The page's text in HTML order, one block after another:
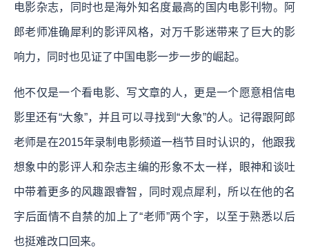
电影杂志，同时也是海外知名度最高的国内电影刊物。阿
郎老师准确犀利的影评风格，对万千影迷带来了巨大的影
响力，同时也见证了中国电影一步一步的崛起。
他不仅是一个看电影、写文章的人，更是一个愿意相信电
影里还有“大象”，并且可以寻找到“大象”的人。记得跟阿郎
老师是在2015年录制电影频道一档节目时认识的，他跟我
想象中的影评人和杂志主编的形象不太一样，眼神和谈吐
中带着更多的风趣跟睿智，同时观点犀利，所以在他的名
字后面情不自禁的加上了“老师”两个字，以至于熟悉以后
也挺难改口回来。